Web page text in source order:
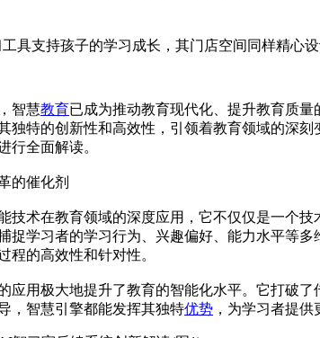
具支持孩子的学习成长，其门店空间同样精心
智慧教育已成为推动教育现代化、提升教育质
独特的创新性和高效性，引领着教育领域的深
行全面解读。
的催化剂
技术在教育领域的深度应用，它不仅仅是一个
捉学习者的学习行为、兴趣偏好、能力水平等多
程的高效性和针对性。
应用极大地提升了教育的智能化水平。它打破
，智慧引擎都能发挥其独特优势 ，为学习者提供